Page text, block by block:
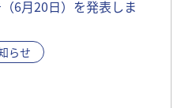
6月20日）を発表しま
らせ